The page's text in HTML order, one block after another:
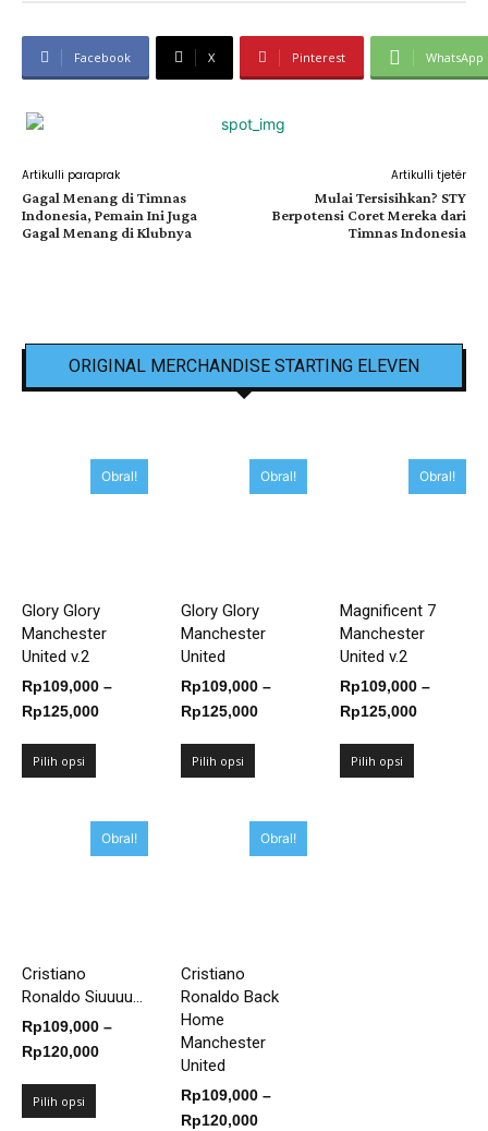
Facebook X Pinterest WhatsApp
Artikulli paraprak
Gagal Menang di Timnas
Indonesia, Pemain Ini Juga
Gagal Menang di Klubnya
Artikulli tjetër
Mulai Tersisihkan? STY
Berpotensi Coret Mereka dari
Timnas Indonesia
ORIGINAL MERCHANDISE STARTING ELEVEN
Obral!
Glory Glory
Manchester
United v.2
Rp109,000 –
Rp125,000Rentang
Pilih opsi
Obral!
Glory Glory
Manchester
United
Rp109,000 –
Rp125,000Rentang
Pilih opsi
Obral!
Magnificent 7
Manchester
United v.2
Rp109,000 –
Rp125,000Rentang
Pilih opsi
Obral!
Cristiano
Ronaldo Siuuuu...
Rp109,000 –
Rp120,000Rentang
Pilih opsi
Obral!
Cristiano
Ronaldo Back
Home
Manchester
United
Rp109,000 –
Rp120,000Rentang